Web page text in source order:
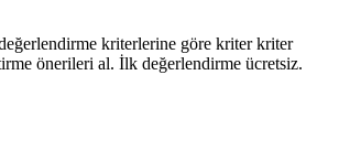
kriterlerine göre kriter kriter
önerileri al. İlk değerlendirme ücretsiz.